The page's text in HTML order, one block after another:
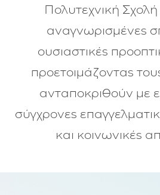
Πολυτεχνική
αναγνωρισμένες
ουσιαστικές
προετοιμάζοντας
ανταποκριθούν με
σύγχρονες
και κοινωνικές